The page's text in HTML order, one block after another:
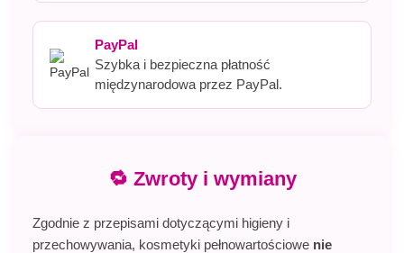
PayPal
Szybka i bezpieczna płatność
międzynarodowa przez PayPal.
🔁 Zwroty i wymiany
Zgodnie z przepisami dotyczącymi higieny i
przechowywania, kosmetyki pełnowartościowe nie